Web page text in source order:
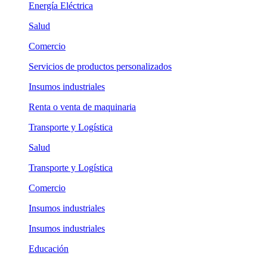
Energía Eléctrica
Salud
Comercio
Servicios de productos personalizados
Insumos industriales
Renta o venta de maquinaria
Transporte y Logística
Salud
Transporte y Logística
Comercio
Insumos industriales
Insumos industriales
Educación